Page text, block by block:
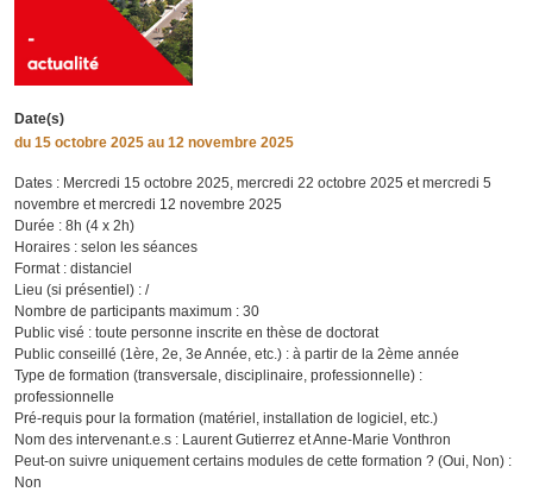
Date(s)
du 15 octobre 2025 au 12 novembre 2025
Dates : Mercredi 15 octobre 2025, mercredi 22 octobre 2025 et mercredi 5
novembre et mercredi 12 novembre 2025
Durée : 8h (4 x 2h)
Horaires : selon les séances
Format : distanciel
Lieu (si présentiel) : /
Nombre de participants maximum : 30
Public visé : toute personne inscrite en thèse de doctorat
Public conseillé (1ère, 2e, 3e Année, etc.) : à partir de la 2ème année
Type de formation (transversale, disciplinaire, professionnelle) :
professionnelle
Pré-requis pour la formation (matériel, installation de logiciel, etc.)
Nom des intervenant.e.s : Laurent Gutierrez et Anne-Marie Vonthron
Peut-on suivre uniquement certains modules de cette formation ? (Oui, Non) :
Non